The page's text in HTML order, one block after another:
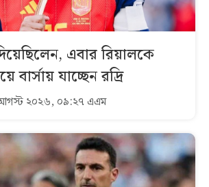
এবার রিয়ালকে
বার্সায় যাচ্ছেন রদ্রি
২০২৬, ০৯:২৭ এএম